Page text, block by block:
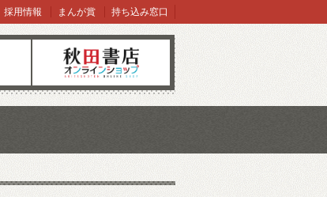
オンラインショップ
採用情報 まんが賞 持ち込み窓口